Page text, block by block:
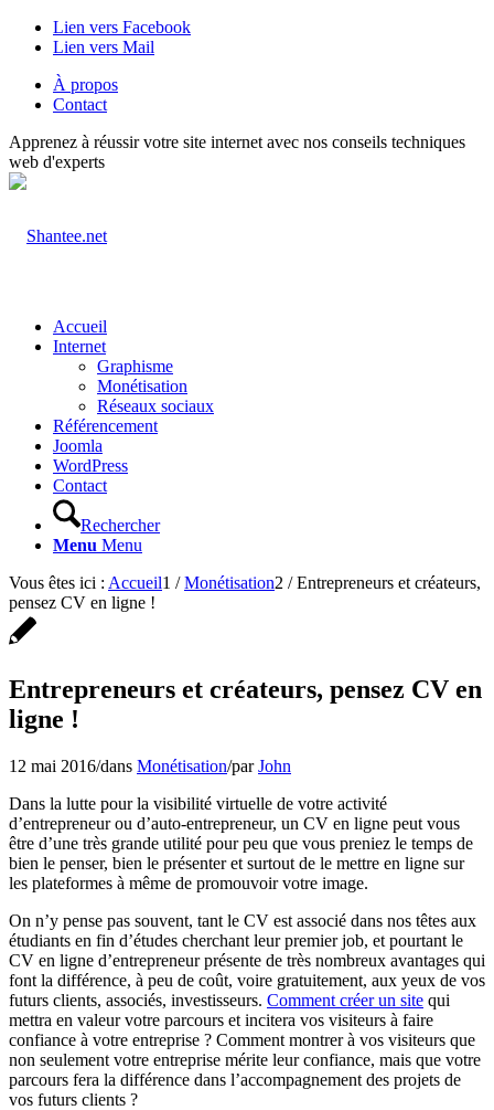
Lien vers Facebook
Lien vers Mail
À propos
Contact
Apprenez à réussir votre site internet avec nos conseils techniques
web d'experts
Accueil
Internet
Graphisme
Monétisation
Réseaux sociaux
Référencement
Joomla
WordPress
Contact
Rechercher
Menu Menu
Vous êtes ici : Accueil1 / Monétisation2 / Entrepreneurs et créateurs,
pensez CV en ligne !
Entrepreneurs et créateurs, pensez CV en
ligne !
12 mai 2016/dans Monétisation/parJohn
Dans la lutte pour la visibilité virtuelle de votre activité
d’entrepreneur ou d’auto-entrepreneur, un CV en ligne peut vous
être d’une très grande utilité pour peu que vous preniez le temps de
bien le penser, bien le présenter et surtout de le mettre en ligne sur
les plateformes à même de promouvoir votre image.
On n’y pense pas souvent, tant le CV est associé dans nos têtes aux
étudiants en fin d’études cherchant leur premier job, et pourtant le
CV en ligne d’entrepreneur présente de très nombreux avantages qui
font la différence, à peu de coût, voire gratuitement, aux yeux de vos
futurs clients, associés, investisseurs. Comment créer un site qui
mettra en valeur votre parcours et incitera vos visiteurs à faire
confiance à votre entreprise ? Comment montrer à vos visiteurs que
non seulement votre entreprise mérite leur confiance, mais que votre
parcours fera la différence dans l’accompagnement des projets de
vos futurs clients ?